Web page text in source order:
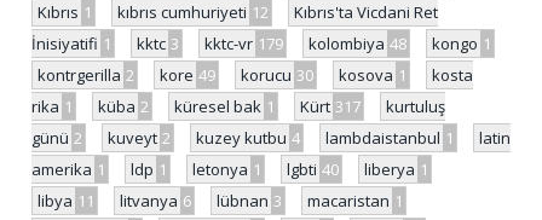
Kıbrıs 1 kıbrıs cumhuriyeti 12
Kıbrıs'ta Vicdani Ret
İnisiyatifi 1 kktc 3 kktc-vr 179 kolombiya 48 kongo 1
kontrgerilla 2 kore 49 korucu 30 kosova 1
kosta
rika 1 küba 2 küresel bak 1 Kürt 317
kurtuluş
günü 2 kuveyt 2 kuzey kutbu 4 lambdaistanbul 1
latin
amerika 1 ldp 1 letonya 1 lgbti 40 liberya 1
libya 11 litvanya 6 lübnan 3 macaristan 1